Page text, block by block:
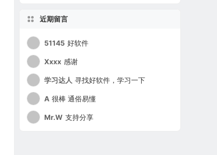
近期留言
51145 好软件
Xxxx 感谢
学习达人 寻找好软件，学习一下
A 很棒 通俗易懂
Mr.W 支持分享